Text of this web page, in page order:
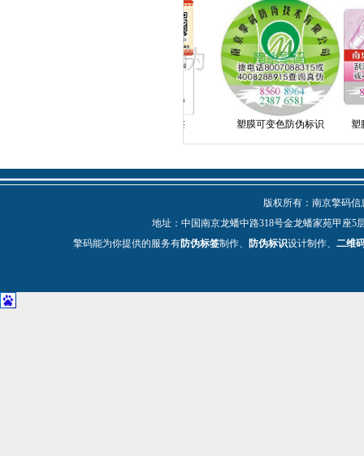
塑膜可变色防伪标识 塑膜
版权所有：南京擎码
地址：中国南京龙蟠中路318号金龙蟠家苑甲座5
擎码能为你提供的服务有防伪标签制作、 防伪标识设计制作、 二维